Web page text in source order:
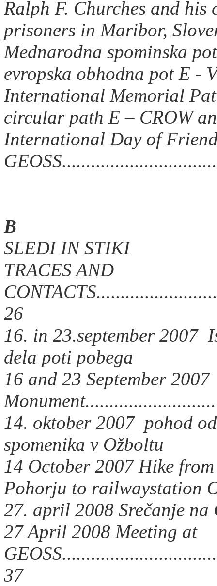
Ralph F. Churches and his
prisoners in Maribor,
Mednarodna spominska
evropska obhodna pot E -
International Memorial
circular path E – CROW
International Day of
B
SLEDI IN STIKI
TRACES AND
26
16. in 23.september 2007
dela poti pobega
16 and 23 September
14. oktober 2007 pohod
spomenika v Ožboltu
14 October 2007 Hike
Pohorju to railwaystation
27. april 2008 Srečanje na
27 April 2008 Meeting at
37